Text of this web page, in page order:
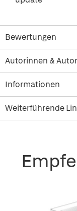
Bewertungen
Autorinnen &
Informationen
Weiterführende